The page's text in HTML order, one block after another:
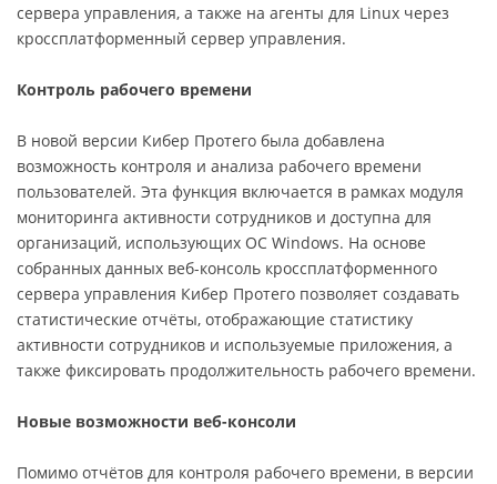
сервера управления, а также на агенты для Linux через
кроссплатформенный сервер управления.
Контроль рабочего времени
В новой версии Кибер Протего была добавлена
возможность контроля и анализа рабочего времени
пользователей. Эта функция включается в рамках модуля
мониторинга активности сотрудников и доступна для
организаций, использующих ОС Windows. На основе
собранных данных веб-консоль кроссплатформенного
сервера управления Кибер Протего позволяет создавать
статистические отчёты, отображающие статистику
активности сотрудников и используемые приложения, а
также фиксировать продолжительность рабочего времени.
Новые возможности веб-консоли
Помимо отчётов для контроля рабочего времени, в версии